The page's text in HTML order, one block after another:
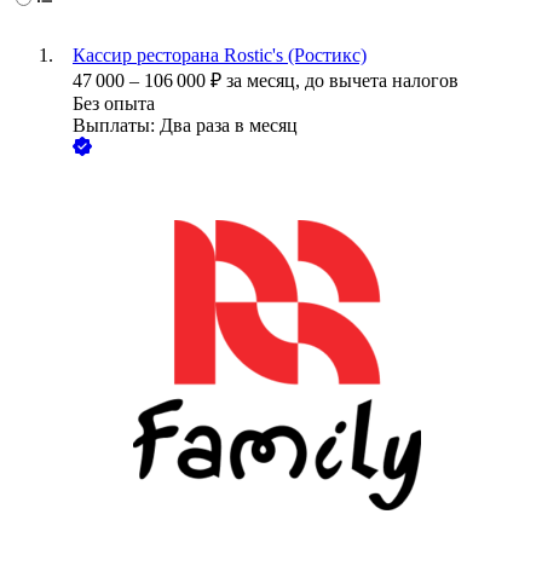
Кассир ресторана Rostic's (Ростикс)
47 000 – 106 000 ₽ за месяц, до вычета налогов
Без опыта
Выплаты: Два раза в месяц